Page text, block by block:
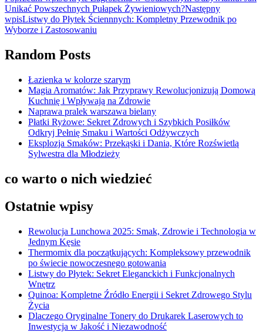
Unikać Powszechnych Pułapek Żywieniowych?Następny
wpisListwy do Płytek Ściennnych: Kompletny Przewodnik po
Wyborze i Zastosowaniu
Random Posts
Łazienka w kolorze szarym
Magia Aromatów: Jak Przyprawy Rewolucjonizują Domową
Kuchnię i Wpływają na Zdrowie
Naprawa pralek warszawa bielany
Płatki Ryżowe: Sekret Zdrowych i Szybkich Posiłków
Odkryj Pełnię Smaku i Wartości Odżywczych
Eksplozja Smaków: Przekąski i Dania, Które Rozświetlą
Sylwestra dla Młodzieży
co warto o nich wiedzieć
Ostatnie wpisy
Rewolucja Lunchowa 2025: Smak, Zdrowie i Technologia w
Jednym Kęsie
Thermomix dla początkujących: Kompleksowy przewodnik
po świecie nowoczesnego gotowania
Listwy do Płytek: Sekret Eleganckich i Funkcjonalnych
Wnętrz
Quinoa: Kompletne Źródło Energii i Sekret Zdrowego Stylu
Życia
Dlaczego Oryginalne Tonery do Drukarek Laserowych to
Inwestycja w Jakość i Niezawodność